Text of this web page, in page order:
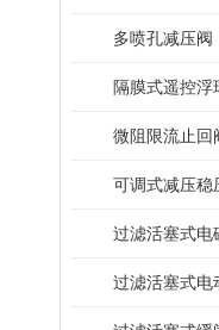
多喷孔减压阀
隔膜式遥控浮
微阻限流止回
可调式减压稳
过滤活塞式电
过滤活塞式电